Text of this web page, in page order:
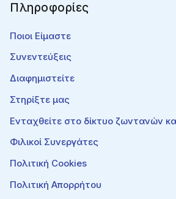
Πληροφορίες
Ποιοι Είμαστε
Συνεντεύξεις
Διαφημιστείτε
Στηρίξτε μας
Ενταχθείτε στο δίκτυο ζωντανών
Φιλικοί Συνεργάτες
Πολιτική Cookies
Πολιτική Απορρήτου